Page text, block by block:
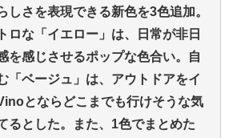
しさを表現できる新色を3色追加。
ロな「イエロー」は、日常が非日
を感じさせるポップな色合い。自
「ベージュ」は、アウトドアをイ
とならどこまでも行けそうな気
るとした。また、1色でまとめた